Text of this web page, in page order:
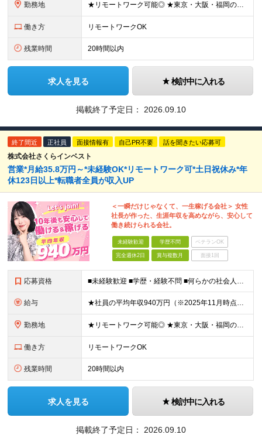
勤務地 ★リモートワーク可能◎ ★東京・大阪・福岡の3拠点で募集中／ご希望の勤務地で配属します ★転勤なし ＜東京支店＞ 東京都港区三田1丁目4番28号 三田国際ビル2階 ＜大阪本社＞ 大阪府大阪市北区梅
働き方 リモートワークOK
残業時間 20時間以内
求人を見る 検討中に入れる
掲載終了予定日： 2026.09.10
終了間近 正社員 面接情報有 自己PR不要 話を聞きたい応募可
株式会社さくらインベスト
営業*月給35.8万円～*未経験OK*リモートワーク可*土日祝休み*年
休123日以上*転職者全員が収入UP
＜一瞬だけじゃなくて、一生稼げる会社＞ 女性
社長が作った、生涯年収を高めながら、安心して
働き続けられる会社。
未経験歓迎 学歴不問 ベテランOK
完全週休2日 賞与複数月 面接1回
応募資格 ■未経験歓迎 ■学歴・経験不問 ■何らかの社会人経験がある方 ＜こんな方に向いています！＞ ・頑張った分評価されたい方 ・将来役立つ知識を身につけたい方 ・新しいことを学ぶのが好きな方 ・趣味
給与 ★社員の平均年収940万円（※2025年11月時点） ★転職者は全員収入アップを実現 ★入社半年で昇給した実績あり！ 【営業未経験】 月給35万8,000円～（固定残業代含む）＋インセンティブ ＋賞
勤務地 ★リモートワーク可能◎ ★東京・大阪・福岡の3拠点で募集中／ご希望の勤務地で配属します ★転勤なし ＜東京支店＞ 東京都港区三田1丁目4番28号 三田国際ビル2階 ＜大阪本社＞ 大阪府大阪市北区梅
働き方 リモートワークOK
残業時間 20時間以内
求人を見る 検討中に入れる
掲載終了予定日： 2026.09.10